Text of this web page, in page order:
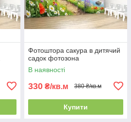
Фотоштора сакура в дитячий
садок фотозона
В наявності
330 ₴/кв.м 380 ₴/кв.м
Купити